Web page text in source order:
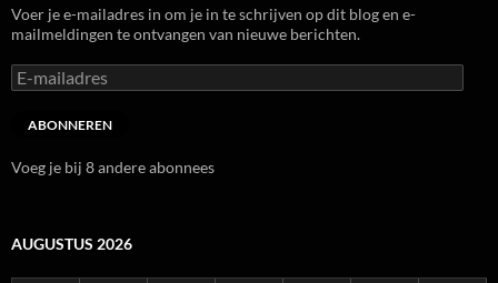
Voer je e-mailadres in om je in te schrijven op dit blog en e-
mailmeldingen te ontvangen van nieuwe berichten.
E-
mailadres
ABONNEREN
Voeg je bij 8 andere abonnees
AUGUSTUS 2026